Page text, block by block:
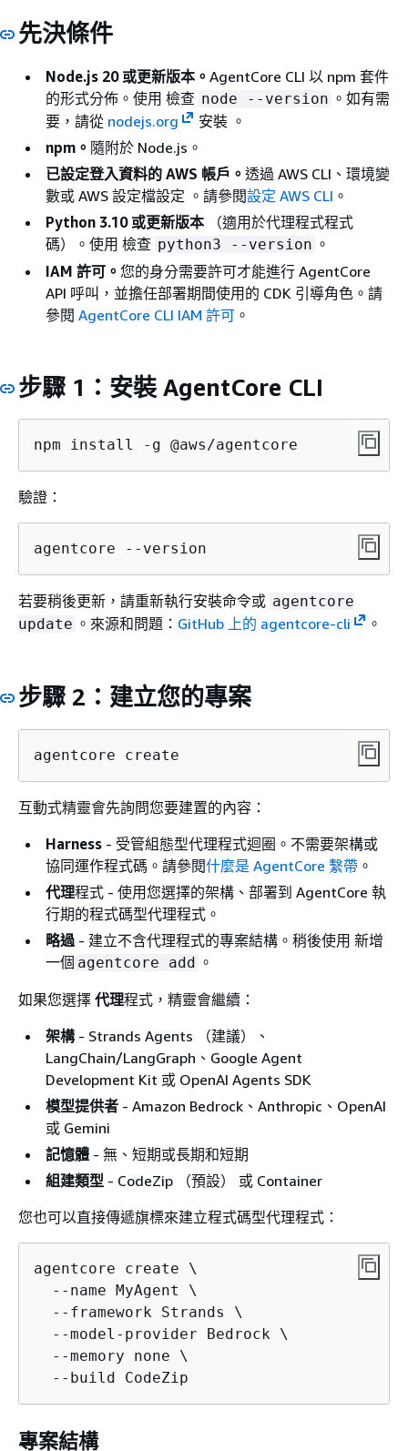
先決條件
Node.js 20 或更新版本。 AgentCore CLI 以 npm 套件
的形式分佈。使用 檢查 node --version 。如有需
要，請從 nodejs.org
安裝 。
npm。 隨附於 Node.js。
已設定登入資料的 AWS 帳戶。 透過 AWS CLI、環境變
數或 AWS 設定檔設定 。請參閱設定 AWS CLI 。
Python 3.10 或更新版本
（適用於代理程式程式
碼）。使用 檢查 python3 --version 。
IAM 許可。 您的身分需要許可才能進行 AgentCore
API 呼叫，並擔任部署期間使用的 CDK 引導角色。請
參閱 AgentCore CLI IAM 許可 。
步驟 1：安裝 AgentCore CLI
npm install -g @aws/agentcore
驗證：
agentcore --version
若要稍後更新，請重新執行安裝命令或 agentcore
update 。來源和問題： GitHub 上的 agentcore-cli 。
步驟 2：建立您的專案
agentcore create
互動式精靈會先詢問您要建置的內容：
Harness - 受管組態型代理程式迴圈。不需要架構或
協同運作程式碼。請參閱什麼是 AgentCore 繫帶 。
代理程式 - 使用您選擇的架構、部署到 AgentCore 執
行期的程式碼型代理程式。
略過 - 建立不含代理程式的專案結構。稍後使用 新增
一個 agentcore add 。
如果您選擇 代理程式，精靈會繼續：
架構- Strands Agents （建議）、
LangChain/LangGraph、Google Agent
Development Kit 或 OpenAI Agents SDK
模型提供者 - Amazon Bedrock、Anthropic、OpenAI
或 Gemini
記憶體 - 無、短期或長期和短期
組建類型 - CodeZip （預設） 或 Container
您也可以直接傳遞旗標來建立程式碼型代理程式：
agentcore create \
  --name MyAgent \
  --framework Strands \
  --model-provider Bedrock \
  --memory none \
  --build CodeZip
專案結構